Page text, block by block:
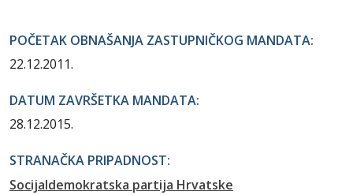
POČETAK OBNAŠANJA ZASTUPNIČKOG MANDATA:
22.12.2011.
DATUM ZAVRŠETKA MANDATA:
28.12.2015.
STRANAČKA PRIPADNOST:
Socijaldemokratska partija Hrvatske